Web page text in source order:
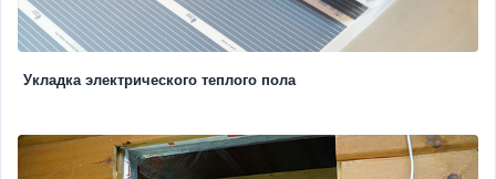
Укладка электрического теплого пола